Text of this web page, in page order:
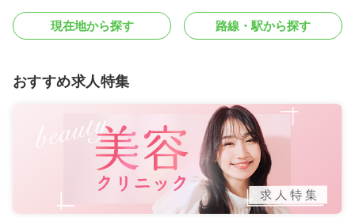
現在地から探す 路線・駅から探す
おすすめ求人特集